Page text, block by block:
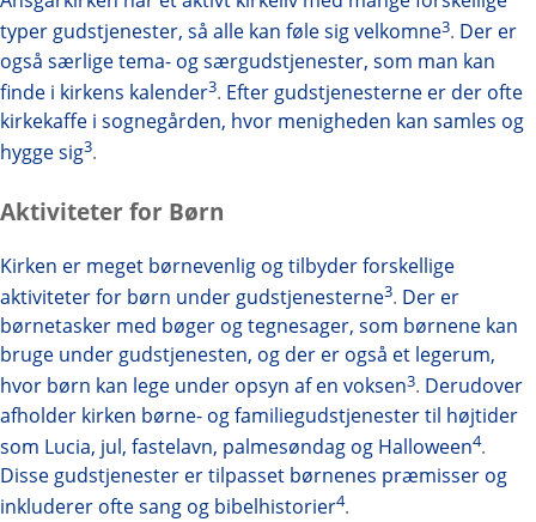
typer gudstjenester, så alle kan føle sig velkomne3. Der er
også særlige tema- og særgudstjenester, som man kan
finde i kirkens kalender3. Efter gudstjenesterne er der ofte
kirkekaffe i sognegården, hvor menigheden kan samles og
hygge sig3.
Aktiviteter for Børn
Kirken er meget børnevenlig og tilbyder forskellige
aktiviteter for børn under gudstjenesterne3. Der er
børnetasker med bøger og tegnesager, som børnene kan
bruge under gudstjenesten, og der er også et legerum,
hvor børn kan lege under opsyn af en voksen3. Derudover
afholder kirken børne- og familiegudstjenester til højtider
som Lucia, jul, fastelavn, palmesøndag og Halloween4.
Disse gudstjenester er tilpasset børnenes præmisser og
inkluderer ofte sang og bibelhistorier4.